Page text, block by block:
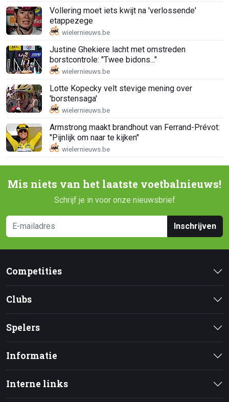
Vollering moet iets kwijt na 'verlossende'
etappezege
Justine Ghekiere lacht met omstreden
borstcontrole: "Twee bidons..."
Lotte Kopecky velt stevige mening over
'borstensaga'
Armstrong maakt brandhout van Ferrand-Prévot:
"Pijnlijk om naar te kijken"
Mis niets van het laatste voetbalnieuws!
Schrijf je in voor onze nieuwsbrief
Inschrijven
Competities
Clubs
Spelers
Informatie
Interne links